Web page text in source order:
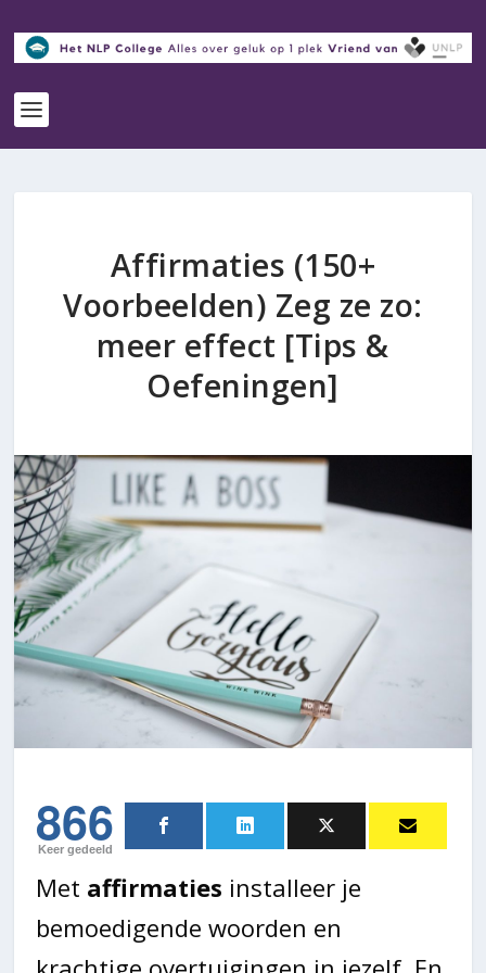
Affirmaties (150+
Voorbeelden) Zeg ze zo:
meer effect [Tips &
Oefeningen]
866
Keer gedeeld
Met affirmaties installeer je
bemoedigende woorden en